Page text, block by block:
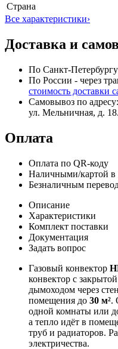
Страна
Все характеристики›
Доставка и
По Санкт-
По России - через
стоимость доставки
Самовывоз по
ул. Мельничная, д. 18.
Оплата
Оплата по QR-коду
Наличными/картой в
Безналичным
Описание
Характеристики
Комплект поставки
Документация
Задать вопрос
Газовый конвектор
конвектор с
дымоходом через
помещения до 30 м².
одной комнаты или
а тепло идёт в
труб и радиаторов.
электричества.